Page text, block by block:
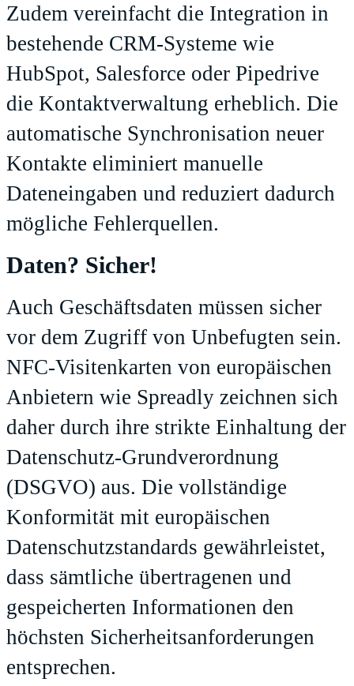
Zudem vereinfacht die Integration in
bestehende CRM-Systeme wie
HubSpot, Salesforce oder Pipedrive
die Kontaktverwaltung erheblich. Die
automatische Synchronisation neuer
Kontakte eliminiert manuelle
Dateneingaben und reduziert dadurch
mögliche Fehlerquellen.
Daten? Sicher!
Auch Geschäftsdaten müssen sicher
vor dem Zugriff von Unbefugten sein.
NFC-Visitenkarten von europäischen
Anbietern wie Spreadly zeichnen sich
daher durch ihre strikte Einhaltung der
Datenschutz-Grundverordnung
(DSGVO) aus. Die vollständige
Konformität mit europäischen
Datenschutzstandards gewährleistet,
dass sämtliche übertragenen und
gespeicherten Informationen den
höchsten Sicherheitsanforderungen
entsprechen.